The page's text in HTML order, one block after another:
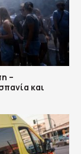
–
και